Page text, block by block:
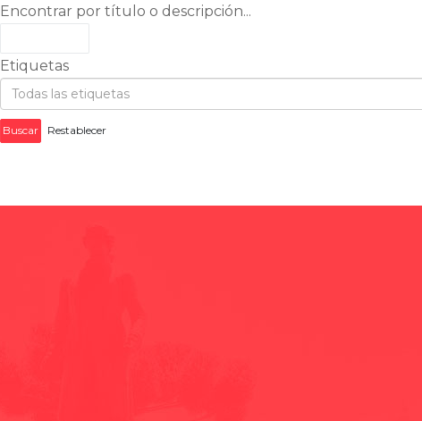
Encontrar por título o descripción...
Etiquetas
Buscar Restablecer